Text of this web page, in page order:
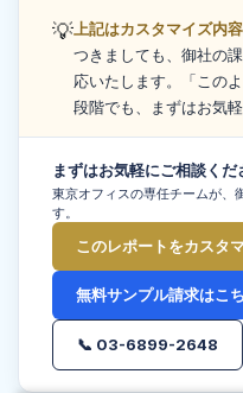
💡上記はカスタマイズ内容
つきましても、御社の
応いたします。「この
段階でも、まずはお気
まずはお気軽にご相談くだ
東京オフィスの専任チームが、
す。
このレポートをカスタ
無料サンプル請求は
📞 03-6899-2648